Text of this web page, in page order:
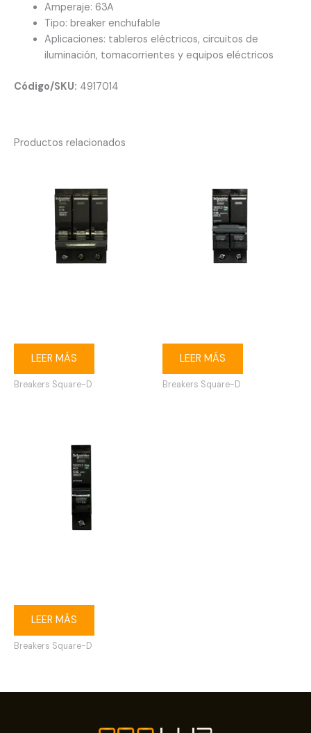
Amperaje: 63A
Tipo: breaker enchufable
Aplicaciones: tableros eléctricos, circuitos de
iluminación, tomacorrientes y equipos eléctricos
Código/SKU: 4917014
Productos relacionados
LEER MÁS
Breakers Square-D
LEER MÁS
Breakers Square-D
LEER MÁS
Breakers Square-D